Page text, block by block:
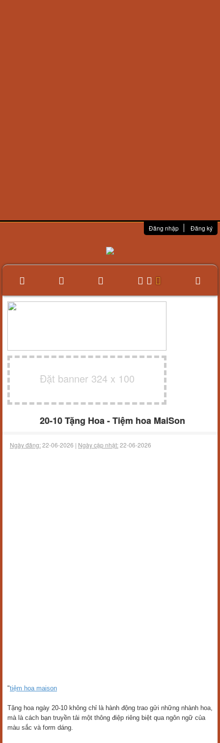
Đăng nhập Đăng ký
Đặt banner 324 x 100
20-10 Tặng Hoa - Tiệm hoa MaiSon
Ngày đăng:22-06-2026 | Ngày cập nhật:22-06-2026
"tiệm hoa maison
Tặng hoa ngày 20-10 không chỉ là hành động trao gửi những nhành hoa,
mà là cách bạn truyền tải một thông điệp riêng biệt qua ngôn ngữ của
màu sắc và form dáng.